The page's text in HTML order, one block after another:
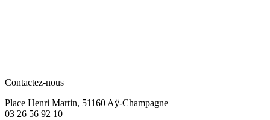
Contactez-nous
Place Henri Martin, 51160 Aÿ-Champagne
03 26 56 92 10